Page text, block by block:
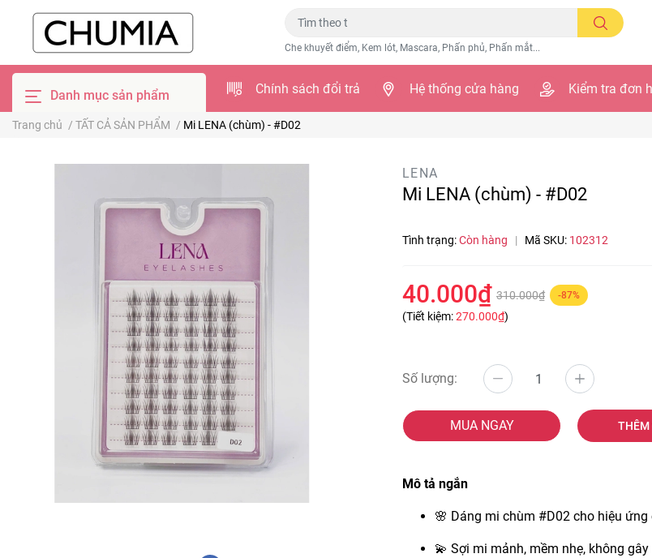
Che khuyết điểm, Kem lót, Mascara, Phấn phủ, Phấn mắt...
Danh mục sản phẩm Chính sách đổi trả Hệ thống cửa hàng Kiểm tra đơn
Trang chủ / TẤT CẢ SẢN PHẨM / Mi LENA (chùm) - #D02
LENA
Mi LENA (chùm) - #D02
Tình trạng:Còn hàng | Mã SKU: 102312
40.000₫ 310.000₫ -87%
(Tiết kiệm:270.000₫)
Số lượng:
MUA NGAY THÊM
Mô tả ngắn
🌸 Dáng mi chùm #D02 cho hiệu
💫 Sợi mi mảnh, mềm nhẹ, không